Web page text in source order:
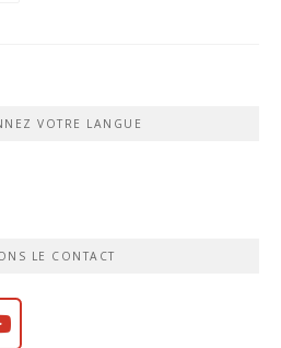
VOTRE LANGUE
LE CONTACT